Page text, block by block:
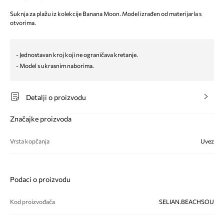
Suknja za plažu iz kolekcije Banana Moon. Model izrađen od materijarla s
otvorima.
- Jednostavan kroj koji ne ograničava kretanje.
- Model s ukrasnim naborima.
Detalji o proizvodu
Značajke proizvoda
Vrsta kopčanja Uvez
Podaci o proizvodu
Kod proizvođača SELIAN.BEACHSOU